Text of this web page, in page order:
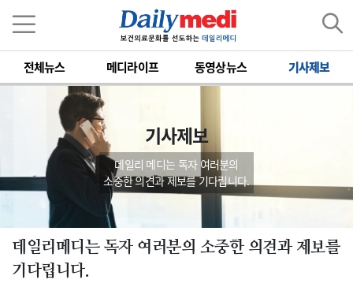
전체뉴스 메디라이프 동영상뉴스 기사제보
기사제보
데일리 메디는 독자 여러분의
소중한 의견과 제보를 기다립니다.
데일리메디는 독자 여러분의 소중한 의견과 제보를
기다립니다.